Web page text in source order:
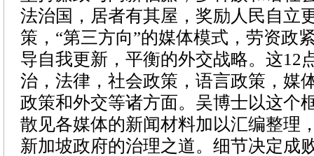
法治国，居者有其屋，奖励人民自立
策，“第三方向”的媒体模式，劳资政
导自我更新，平衡的外交战略。这12
治，法律，社会政策，语言政策，媒
政策和外交等诸方面。吴博士以这个
散见各媒体的新闻材料加以汇编整理
新加坡政府的治理之道。细节决定成